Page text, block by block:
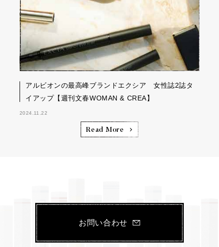
アルビオンの最高峰ブランドエクシア 女性誌2誌タ
イアップ【週刊文春WOMAN & CREA】
2024.11.22
Read More
お問い合わせ